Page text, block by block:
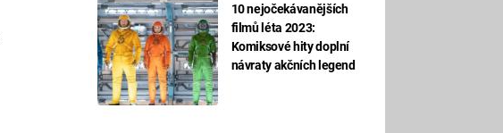
10 nejočekávanějších
filmů léta 2023:
Komiksové hity doplní
návraty akčních legend